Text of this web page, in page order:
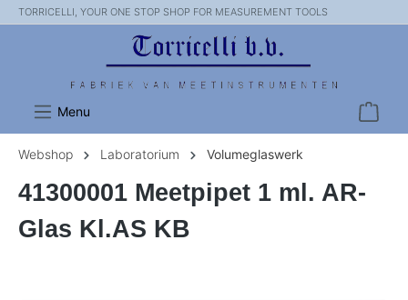
TORRICELLI, YOUR ONE STOP SHOP FOR MEASUREMENT TOOLS
Menu
Webshop Laboratorium Volumeglaswerk
41300001 Meetpipet 1 ml. AR-
Glas Kl.AS KB